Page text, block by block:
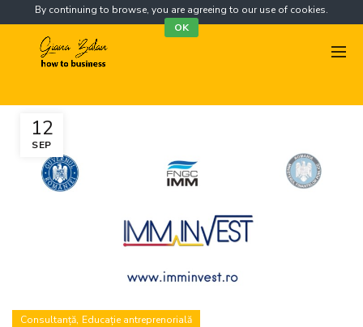
12
SEP
Consultanță, Educație antreprenorială
By continuing to browse, you are agreeing to our use of cookies.
OK